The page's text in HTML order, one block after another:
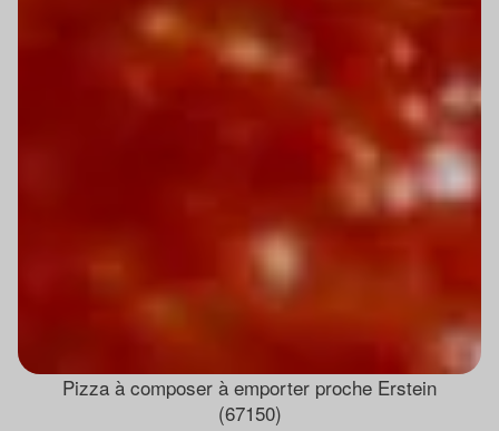
Pizza à composer à emporter proche Erstein
(67150)